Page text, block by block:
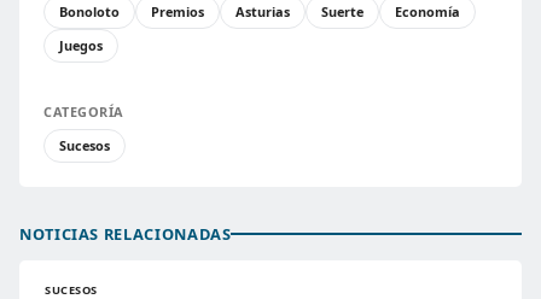
Bonoloto
Premios Asturias Suerte
Economía
Juegos
CATEGORÍA
Sucesos
NOTICIAS RELACIONADAS
SUCESOS